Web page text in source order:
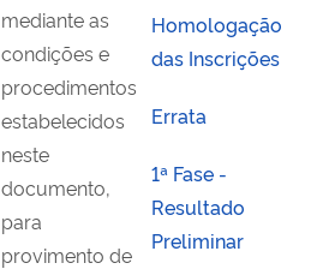
mediante as
condições e
procedimentos
estabelecidos
neste
documento,
para
provimento de
Homologação
das Inscrições
Errata
1ª Fase -
Resultado
Preliminar